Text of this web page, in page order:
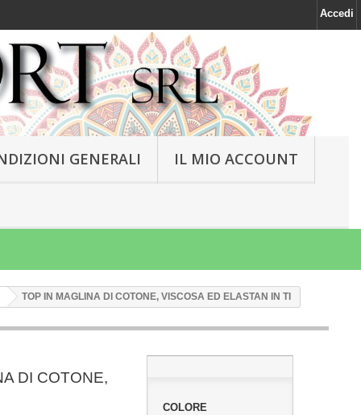
Accedi
GENERALI IL MIO ACCOUNT
TOP IN MAGLINA DI COTONE, VISCOSA ED ELASTAN IN TI
DI COTONE,
COLORE